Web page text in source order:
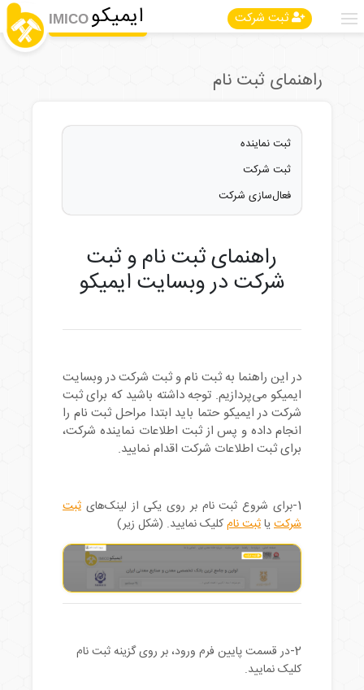
ثبت شرکت ایمیکو IMICO
راهنمای ثبت نام
ثبت نماینده(current)
ثبت شرکت(current)
فعال‌سازی شرکت(current)
راهنمای ثبت نام و ثبت
شرکت در وبسایت ایمیکو
در این راهنما به ثبت نام و ثبت شرکت در وبسایت
ایمیکو می‌پردازیم. توجه داشته باشید که برای ثبت
شرکت در ایمیکو حتما باید ابتدا مراحل ثبت نام را
انجام داده و پس از ثبت اطلاعات نماینده شرکت،
برای ثبت اطلاعات شرکت اقدام نمایید.
1- برای شروع ثبت نام بر روی یکی از لینک‌هایثبت
شرکتیاثبت نامکلیک نمایید. (شکل زیر)
2- در قسمت پایین فرم ورود، بر روی گزینه ثبت نام
کلیک نمایید.